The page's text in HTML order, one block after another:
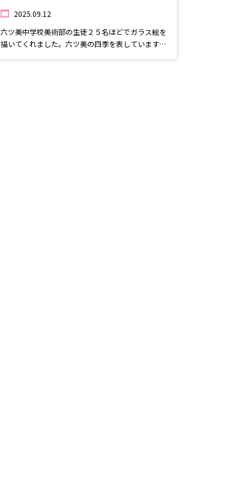
2025.09.12
六ツ美中学校美術部の生徒２５名ほどでガラス絵を
描いてくれました。六ツ美の四季を表しています。